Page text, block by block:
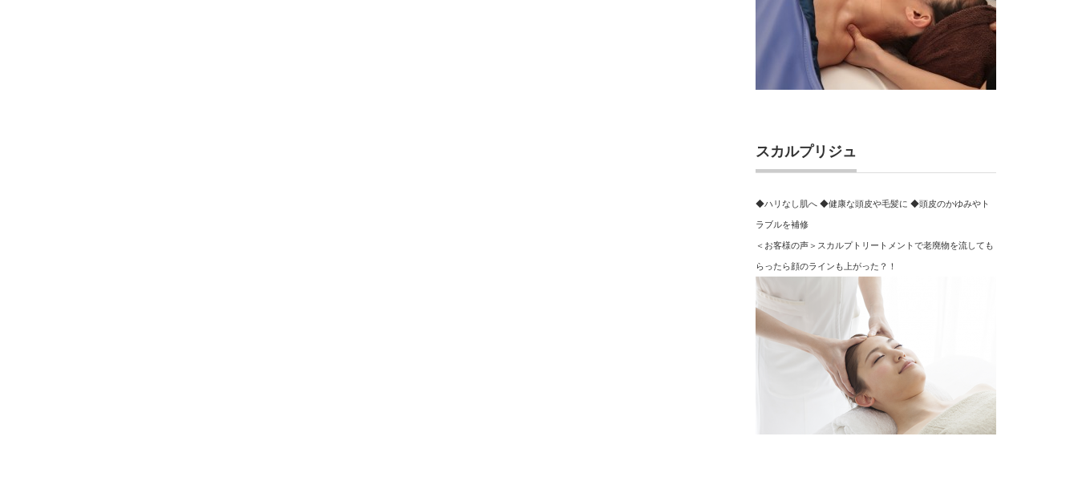
スカルプリジュ
◆ハリなし肌へ ◆健康な頭皮や毛髪に ◆頭皮のかゆみやト
ラブルを補修
＜お客様の声＞スカルプトリートメントで老廃物を流しても
らったら顔のラインも上がった？！